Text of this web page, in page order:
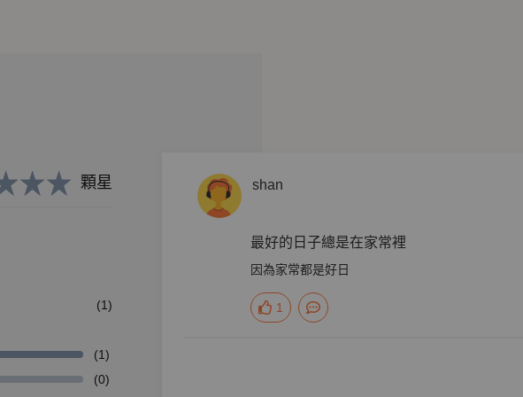
說。從春日必食的南北潤餅，到端午必爭的南北粽大戰；從荷蘭友人的餐桌趣聞
餚。飲食與生活總是和在一塊，如此構成的每一日──因為家常，都是好日。
（作家）、詹宏志（作家）、廖玉蕙（作家）、蔡珠兒（作家）、蔡康永（作家
章亦然。良憶的文章，正是經得起反覆咀嚼。──作家／焦元溥
顆星
(1)
(1)
(0)
shan
最好的日子總是在家常裡
因為家常都是好日
1